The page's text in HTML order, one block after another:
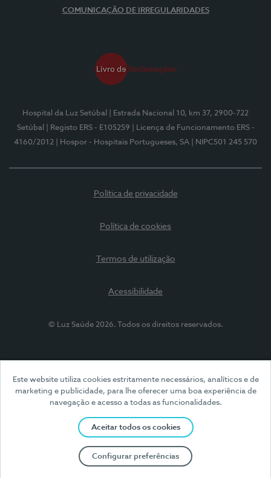
Este website utiliza cookies estritamente necessários, analíticos e de
marketing e publicidade, para lhe oferecer uma boa experiência de
navegação e acesso a todas as funcionalidades.
Aceitar todos os cookies
Configurar preferências
COMUNICAÇÃO DE IRREGULARIDADES
Hospital da Luz Setúbal
| Estrada Nacional 10, km 37, 2900-722
Setúbal
| Registo ERS - E105259
| Licença de Funcionamento ERS -
4160/2012
| Hospor - Hospitais Portugueses, SA | NIPC501 245 570
Política de privacidade
Política de cookies
Termos de utilização
Acessibilidade
© Luz Saúde 2026. Todos os direitos reservados.